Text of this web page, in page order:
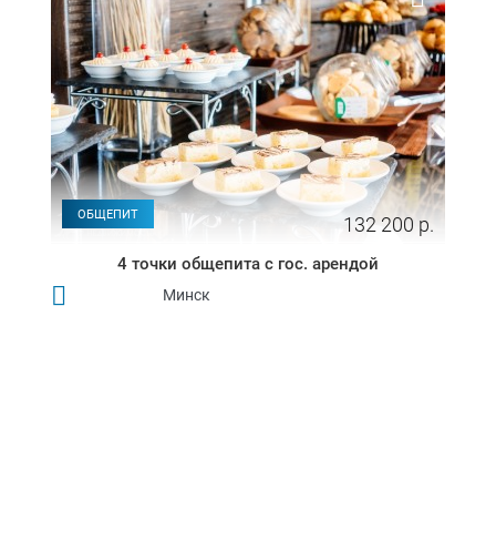
ОБЩЕПИТ 132 200 р.
4 точки общепита с гос. арендой
Минск